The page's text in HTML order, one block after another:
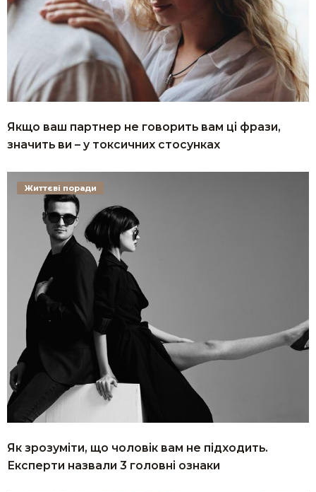
Якщо ваш партнер не говорить вам ці фрази,
значить ви – у токсичних стосунках
Як зрозуміти, що чоловік вам не підходить.
Експерти назвали 3 головні ознаки
Життєві поради